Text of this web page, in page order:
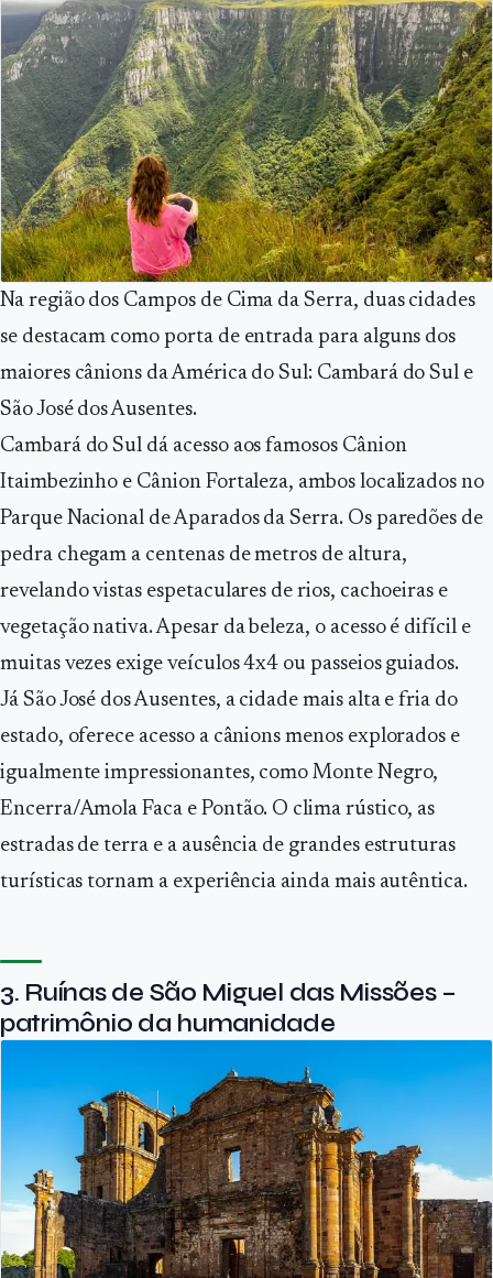
Na região dos Campos de Cima da Serra, duas cidades
se destacam como porta de entrada para alguns dos
maiores cânions da América do Sul: Cambará do Sul e
São José dos Ausentes.
Cambará do Sul dá acesso aos famosos Cânion
Itaimbezinho e Cânion Fortaleza, ambos localizados no
Parque Nacional de Aparados da Serra. Os paredões de
pedra chegam a centenas de metros de altura,
revelando vistas espetaculares de rios, cachoeiras e
vegetação nativa. Apesar da beleza, o acesso é difícil e
muitas vezes exige veículos 4x4 ou passeios guiados.
Já São José dos Ausentes, a cidade mais alta e fria do
estado, oferece acesso a cânions menos explorados e
igualmente impressionantes, como Monte Negro,
Encerra/Amola Faca e Pontão. O clima rústico, as
estradas de terra e a ausência de grandes estruturas
turísticas tornam a experiência ainda mais autêntica.
3. Ruínas de São Miguel das Missões –
patrimônio da humanidade